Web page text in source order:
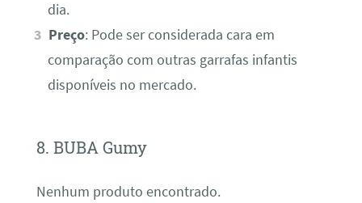
dia.
Preço: Pode ser considerada cara em
comparação com outras garrafas infantis
disponíveis no mercado.
8. BUBA Gumy
Nenhum produto encontrado.